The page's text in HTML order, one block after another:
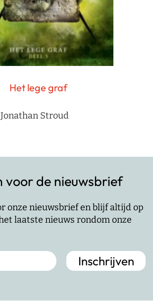
Het lege graf
Jonathan Stroud
voor de nieuwsbrief
onze nieuwsbrief en blijf altijd op
laatste nieuws rondom onze